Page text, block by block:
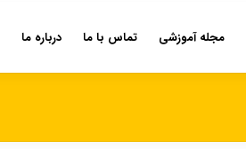
مجله آموزشی تماس با ما درباره ما